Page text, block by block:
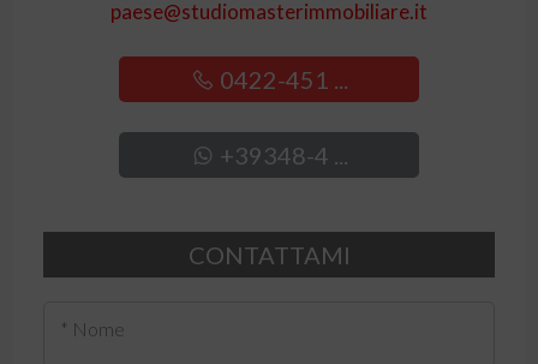
paese@studiomasterimmobiliare.it
0422-451 ...
+39348-4 ...
CONTATTAMI
* Nome